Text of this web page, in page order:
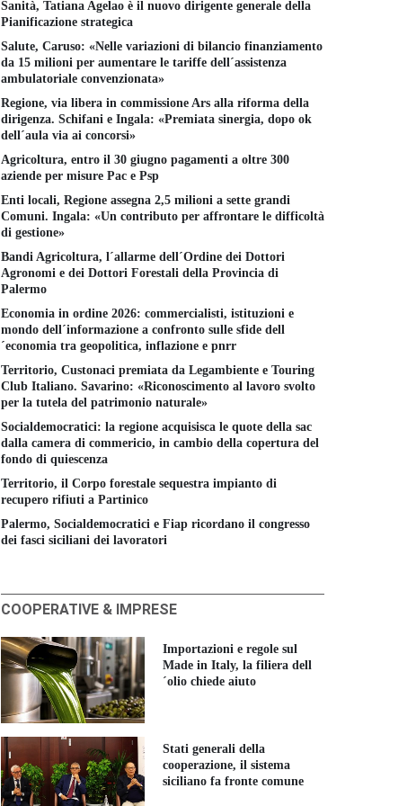
Sanità, Tatiana Agelao è il nuovo dirigente generale della
Pianificazione strategica
Salute, Caruso: «Nelle variazioni di bilancio finanziamento
da 15 milioni per aumentare le tariffe dell´assistenza
ambulatoriale convenzionata»
Regione, via libera in commissione Ars alla riforma della
dirigenza. Schifani e Ingala: «Premiata sinergia, dopo ok
dell´aula via ai concorsi»
Agricoltura, entro il 30 giugno pagamenti a oltre 300
aziende per misure Pac e Psp
Enti locali, Regione assegna 2,5 milioni a sette grandi
Comuni. Ingala: «Un contributo per affrontare le difficoltà
di gestione»
Bandi Agricoltura, l´allarme dell´Ordine dei Dottori
Agronomi e dei Dottori Forestali della Provincia di
Palermo
Economia in ordine 2026: commercialisti, istituzioni e
mondo dell´informazione a confronto sulle sfide dell
´economia tra geopolitica, inflazione e pnrr
Territorio, Custonaci premiata da Legambiente e Touring
Club Italiano. Savarino: «Riconoscimento al lavoro svolto
per la tutela del patrimonio naturale»
Socialdemocratici: la regione acquisisca le quote della sac
dalla camera di commericio, in cambio della copertura del
fondo di quiescenza
Territorio, il Corpo forestale sequestra impianto di
recupero rifiuti a Partinico
Palermo, Socialdemocratici e Fiap ricordano il congresso
dei fasci siciliani dei lavoratori
COOPERATIVE & IMPRESE
Importazioni e regole sul
Made in Italy, la filiera dell
´olio chiede aiuto
Stati generali della
cooperazione, il sistema
siciliano fa fronte comune